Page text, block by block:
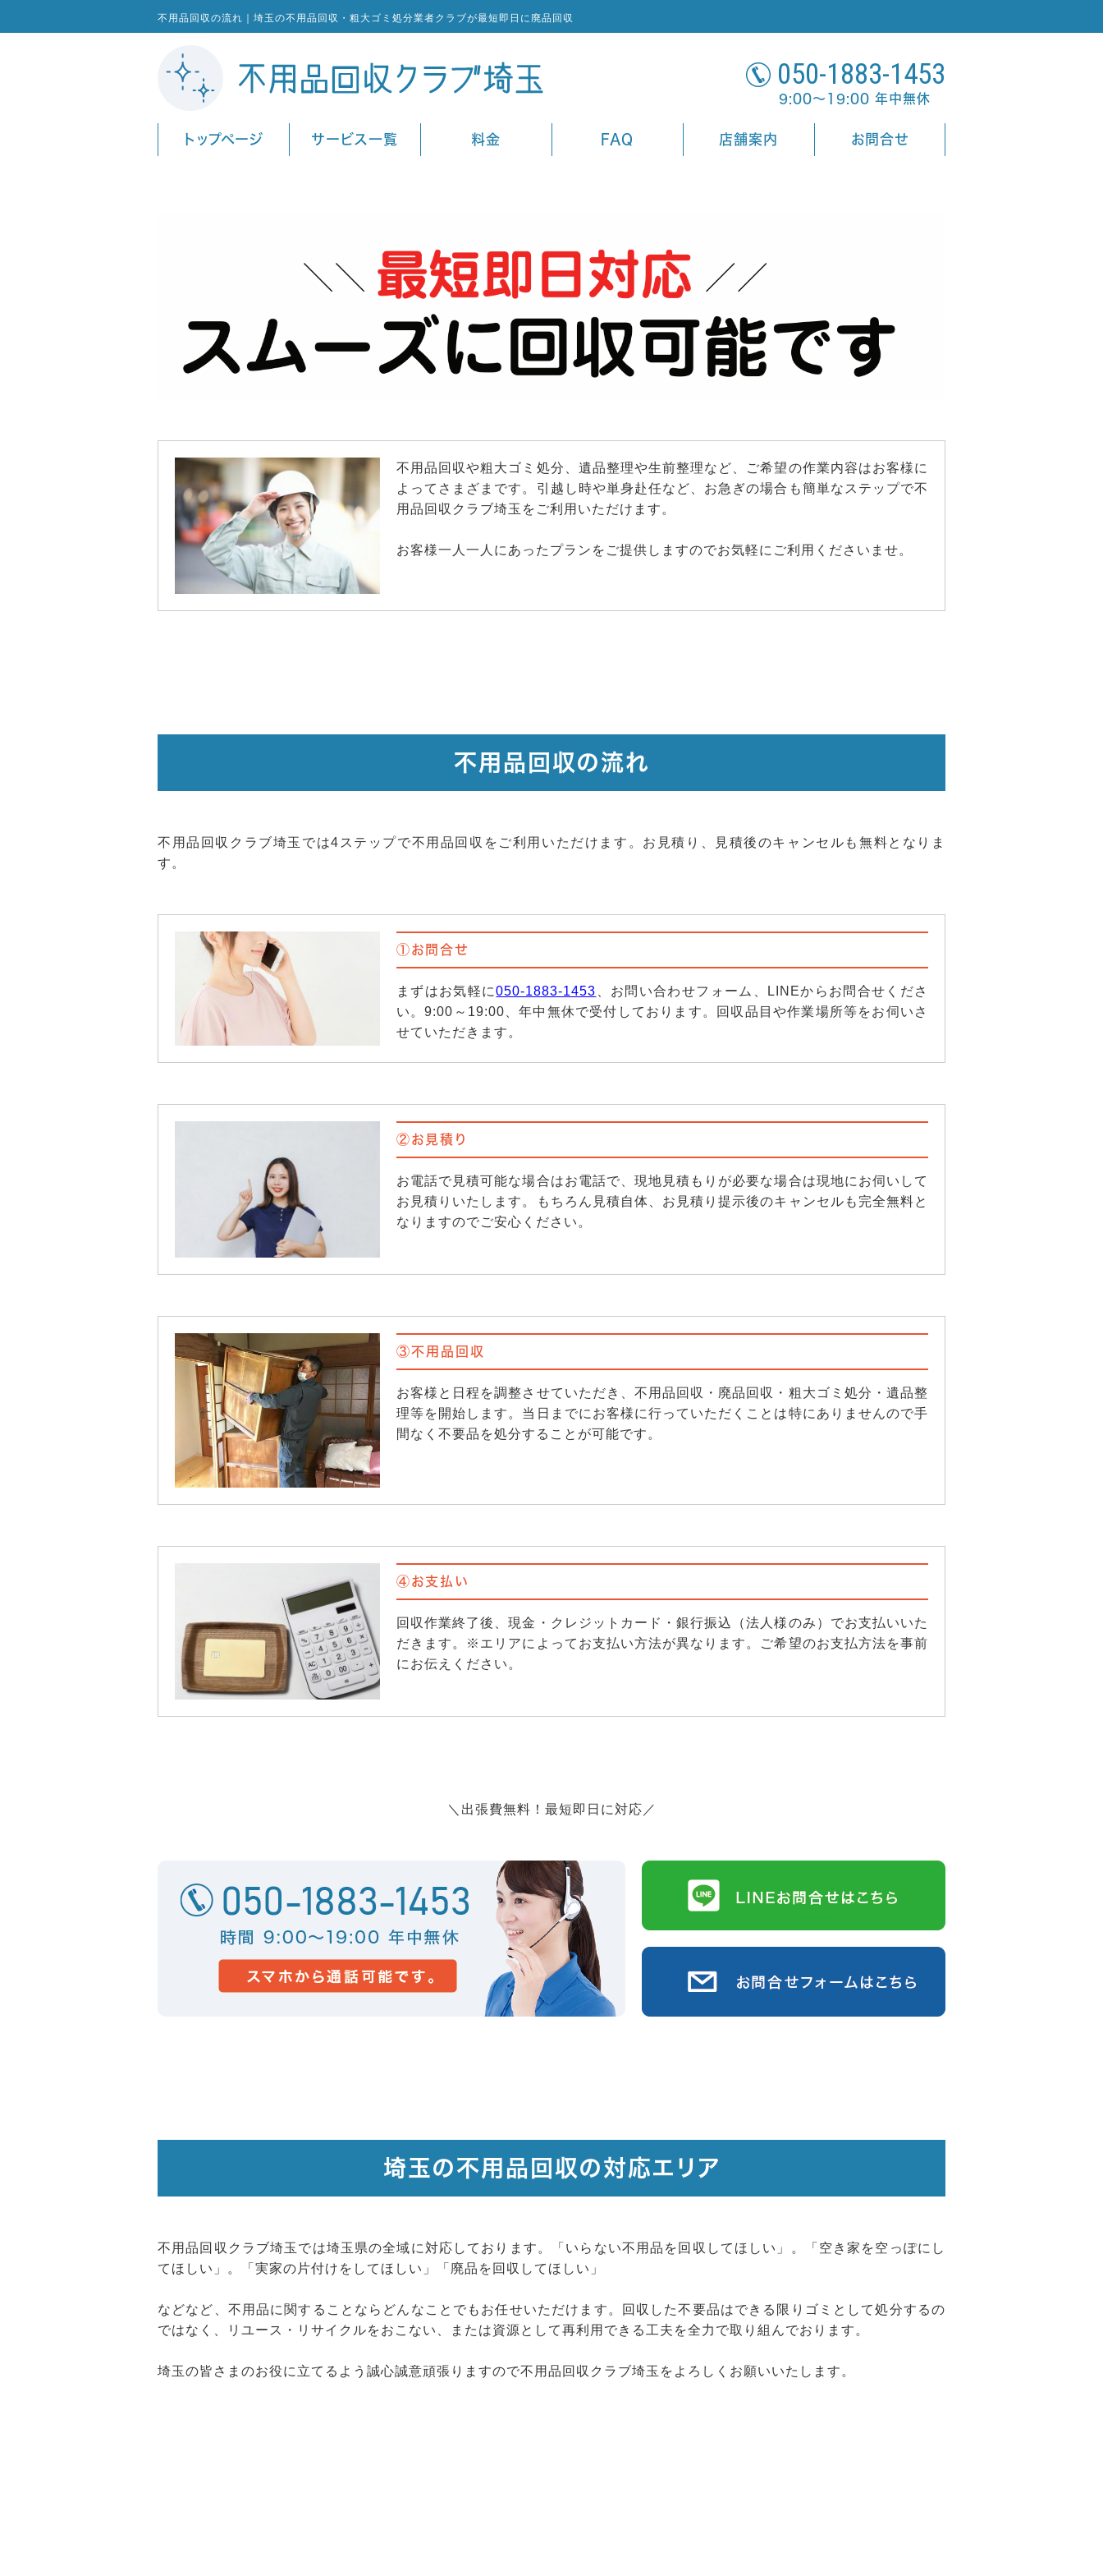
不用品回収の流れ｜埼玉の不用品回収・粗大ゴミ処分業者クラブが最短即日に廃品回収
050-1883-1453
9:00～19:00 年中無休
トップページ サービス一覧 料金 FAQ 店舗案内 お問合せ
不用品回収や粗大ゴミ処分、遺品整理や生前整理など、ご希望の作業内容はお客様に
よってさまざまです。引越し時や単身赴任など、お急ぎの場合も簡単なステップで不
用品回収クラブ埼玉をご利用いただけます。
お客様一人一人にあったプランをご提供しますのでお気軽にご利用くださいませ。
不用品回収の流れ
不用品回収クラブ埼玉では4ステップで不用品回収をご利用いただけます。お見積り、見積後のキャンセルも無料となりま
す。
①お問合せ
まずはお気軽に050-1883-1453 、お問い合わせフォーム、LINEからお問合せくださ
い。9:00～19:00、年中無休で受付しております。回収品目や作業場所等をお伺いさ
せていただきます。
②お見積り
お電話で見積可能な場合はお電話で、現地見積もりが必要な場合は現地にお伺いして
お見積りいたします。もちろん見積自体、お見積り提示後のキャンセルも完全無料と
なりますのでご安心ください。
③不用品回収
お客様と日程を調整させていただき、不用品回収・廃品回収・粗大ゴミ処分・遺品整
理等を開始します。当日までにお客様に行っていただくことは特にありませんので手
間なく不要品を処分することが可能です。
④お支払い
回収作業終了後、現金・クレジットカード・銀行振込（法人様のみ）でお支払いいた
だきます。※エリアによってお支払い方法が異なります。ご希望のお支払方法を事前
にお伝えください。
＼出張費無料！最短即日に対応／
埼玉の不用品回収の対応エリア
不用品回収クラブ埼玉では埼玉県の全域に対応しております。「いらない不用品を回収してほしい」。「空き家を空っぽにし
てほしい」。「実家の片付けをしてほしい」「廃品を回収してほしい」
などなど、不用品に関することならどんなことでもお任せいただけます。回収した不要品はできる限りゴミとして処分するの
ではなく、リユース・リサイクルをおこない、または資源として再利用できる工夫を全力で取り組んでおります。
埼玉の皆さまのお役に立てるよう誠心誠意頑張りますので不用品回収クラブ埼玉をよろしくお願いいたします。